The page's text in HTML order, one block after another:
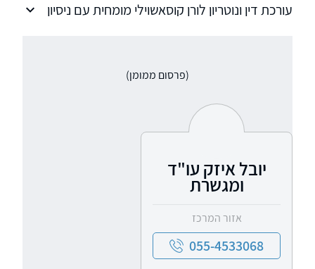
עורכת דין ונוטריון לורן קוסאשוילי מומחית עם ניסיון
(פרסום ממומן)
יובל איזק עו"ד
ומגשרת
אזור המרכז
055-4533068